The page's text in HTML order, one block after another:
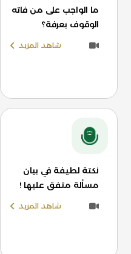
ما الواجب على من فاته
الوقوف بعرفة؟
شاهد المزيد
نكتة لطيفة في بيان
مسألة متفق عليها !
شاهد المزيد